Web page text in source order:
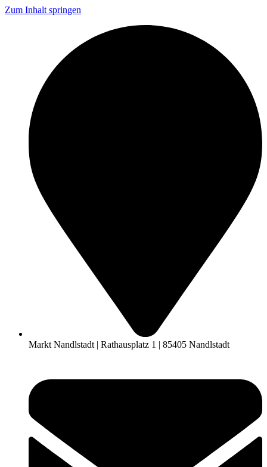
Zum Inhalt springen
Markt Nandlstadt | Rathausplatz 1 | 85405 Nandlstadt